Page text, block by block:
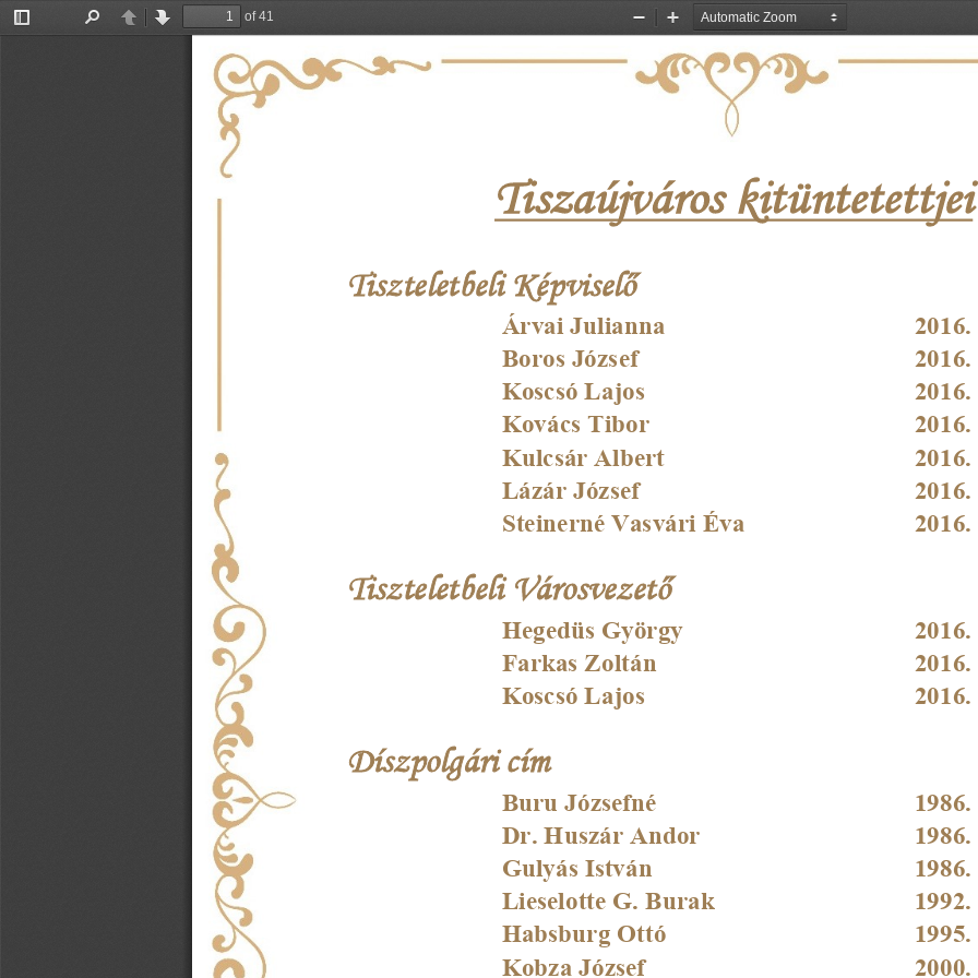
Toggle
PreviousNext
of 41
Zoom
Zoom
Tiszaújváros kitüntetettjei
Tiszteletbeli Képviselő
Árvai Julianna
2016.
Boros József
2016.
Koscsó Lajos
2016.
Kovács Tibor
2016.
Kulcsár Albert
2016.
Lázár József
2016.
Steinerné Vasvári Éva
2016.
Tiszteletbeli Városvezető
Hegedüs György
2016.
Farkas Zoltán
2016.
Koscsó Lajos
2016.
Díszpolgári cím
Buru Józsefné
1986.
Dr. Huszár Andor
1986.
Gulyás István
1986.
Lieselotte G. Burak
1992.
Habsburg Ottó
1995.
Kobza József
2000.